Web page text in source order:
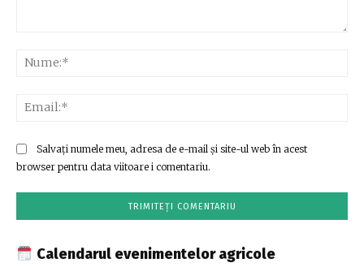
Salvați numele meu, adresa de e-mail și site-ul web în acest
browser pentru data viitoare i comentariu.
Calendarul evenimentelor agricole